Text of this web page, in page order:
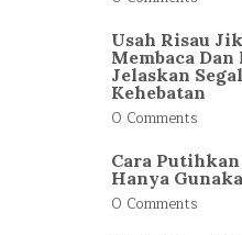
Usah Risau
Membaca
Jelaskan
Kehebatan
0 Comments
Cara
Hanya
0 Comments